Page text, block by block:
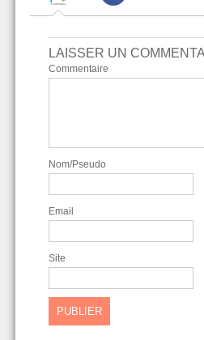
LAISSER UN
Commentaire
Nom/Pseudo
Email
Site